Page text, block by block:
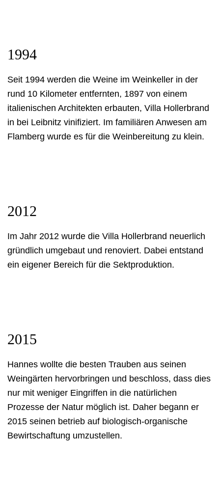
1994
Seit 1994 werden die Weine im Weinkeller in der
rund 10 Kilometer entfernten, 1897 von einem
italienischen Architekten erbauten, Villa Hollerbrand
in bei Leibnitz vinifiziert. Im familiären Anwesen am
Flamberg wurde es für die Weinbereitung zu klein.
2012
Im Jahr 2012 wurde die Villa Hollerbrand neuerlich
gründlich umgebaut und renoviert. Dabei entstand
ein eigener Bereich für die Sektproduktion.
2015
Hannes wollte die besten Trauben aus seinen
Weingärten hervorbringen und beschloss, dass dies
nur mit weniger Eingriffen in die natürlichen
Prozesse der Natur möglich ist. Daher begann er
2015 seinen betrieb auf biologisch-organische
Bewirtschaftung umzustellen.